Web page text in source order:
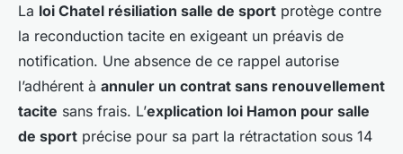
La loi Chatel résiliation salle de sport protège contre
la reconduction tacite en exigeant un préavis de
notification. Une absence de ce rappel autorise
l’adhérent à annuler un contrat sans renouvellement
tacite sans frais. L’explication loi Hamon pour salle
de sport précise pour sa part la rétractation sous 14